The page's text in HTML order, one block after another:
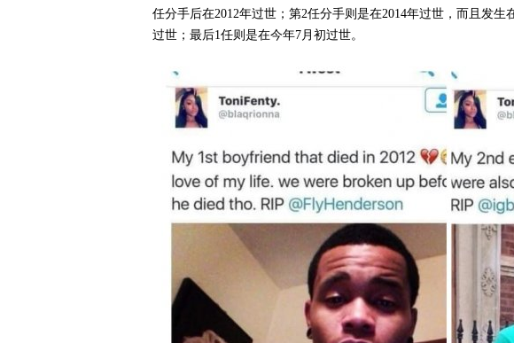
任分手后在2012年过世；第2任分手则是在2014年过世，而且发
过世；最后1任则是在今年7月初过世。